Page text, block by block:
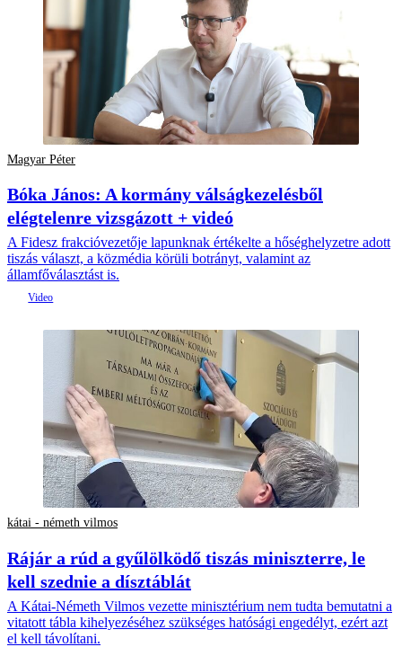
Magyar Péter
Bóka János: A kormány válságkezelésből
elégtelenre vizsgázott + videó
A Fidesz frakcióvezetője lapunknak értékelte a hőséghelyzetre adott
tiszás választ, a közmédia körüli botrányt, valamint az
államfőválasztást is.
kátai - németh vilmos
Rájár a rúd a gyűlölködő tiszás miniszterre, le
kell szednie a dísztáblát
A Kátai-Németh Vilmos vezette minisztérium nem tudta bemutatni a
vitatott tábla kihelyezéséhez szükséges hatósági engedélyt, ezért azt
el kell távolítani.